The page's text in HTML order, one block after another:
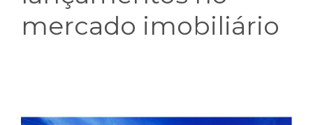
mercado imobiliário